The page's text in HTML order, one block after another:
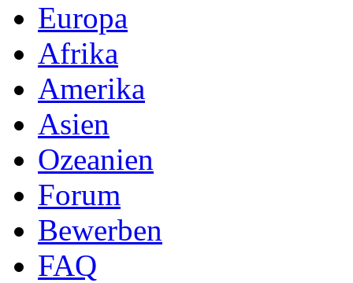
Europa
Afrika
Amerika
Asien
Ozeanien
Forum
Bewerben
FAQ